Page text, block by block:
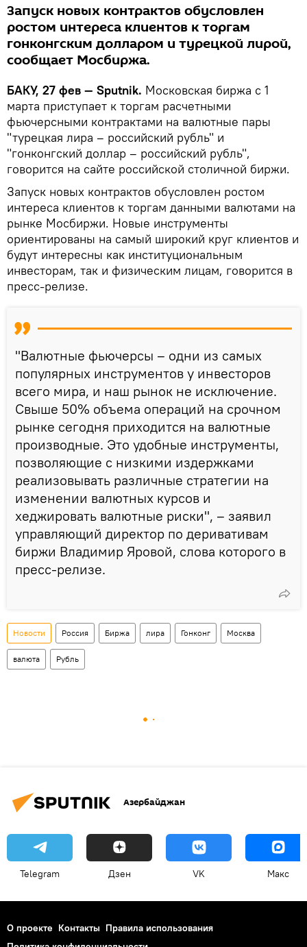
Запуск новых контрактов обусловлен
ростом интереса клиентов к торгам
гонконгским долларом и турецкой лирой,
сообщает Мосбиржа.
БАКУ, 27 фев — Sputnik. Московская биржа с 1
марта приступает к торгам расчетными
фьючерсными контрактами на валютные пары
"турецкая лира – российский рубль" и
"гонконгский доллар – российский рубль",
говорится на сайте российской столичной биржи.
Запуск новых контрактов обусловлен ростом
интереса клиентов к торгам данными валютами на
рынке Мосбиржи. Новые инструменты
ориентированы на самый широкий круг клиентов и
будут интересны как институциональным
инвесторам, так и физическим лицам, говорится в
пресс-релизе.
"Валютные фьючерсы – одни из самых
популярных инструментов у инвесторов
всего мира, и наш рынок не исключение.
Свыше 50% объема операций на срочном
рынке сегодня приходится на валютные
производные. Это удобные инструменты,
позволяющие с низкими издержками
реализовывать различные стратегии на
изменении валютных курсов и
хеджировать валютные риски", – заявил
управляющий директор по деривативам
биржи Владимир Яровой, слова которого в
пресс-релизе.
Новости Россия Биржа лира Гонконг Москва
валюта Рубль
Азербайджан
Telegram Дзен VK Макс
О проекте Контакты Правила использования